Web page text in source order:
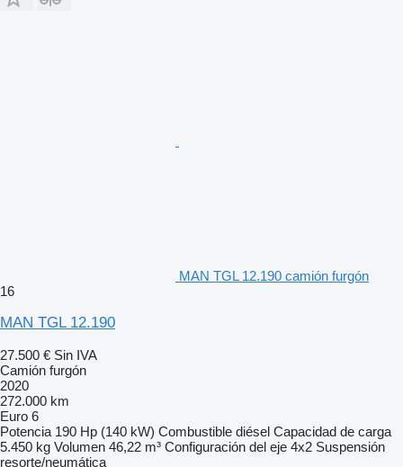
MAN TGL 12.190 camión furgón
16
MAN TGL 12.190
27.500 € Sin IVA
Camión furgón
2020
272.000 km
Euro 6
Potencia 190 Hp (140 kW) Combustible diésel Capacidad de carga
5.450 kg Volumen 46,22 m³ Configuración del eje 4x2 Suspensión
resorte/neumática